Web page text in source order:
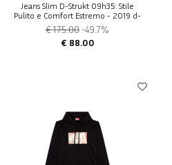
Jeans Slim D-Strukt 09h35: Stile
Pulito e Comfort Estremo - 2019 d-
strukt
€ 175.00 -49.7%
€ 88.00